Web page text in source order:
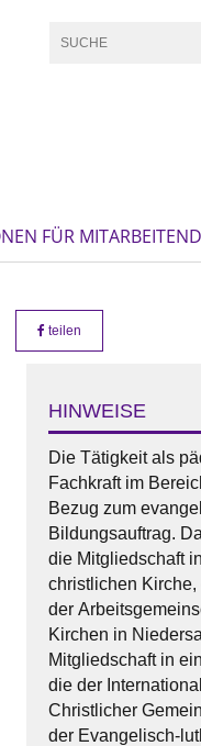
FÜR
teilen
HINWEISE
Die Tätigkeit als
Fachkraft im
Bezug zum
Bildungsauftrag.
die Mitgliedschaft
christlichen
der
Kirchen in
Mitgliedschaft in
die der
Christlicher
der Evangelisch-